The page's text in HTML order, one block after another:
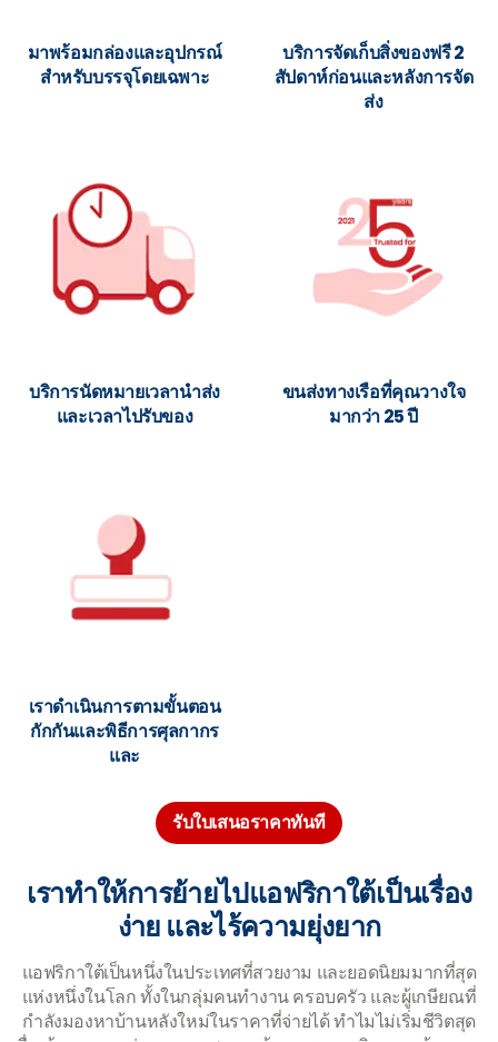
มาพร้อมกล่องและอุปกรณ์
สำหรับบรรจุโดยเฉพาะ
บริการจัดเก็บสิ่งของฟรี 2
สัปดาห์ก่อนและหลังการจัด
ส่ง
บริการนัดหมายเวลานำส่ง
และเวลาไปรับของ
ขนส่งทางเรือที่คุณวางใจ
มากว่า 25 ปี
เราดำเนินการตามขั้นตอน
กักกันและพิธีการศุลกากร
และ
รับใบเสนอราคาทันที
เราทำให้การย้ายไปแอฟริกาใต้เป็นเรื่อง
ง่าย และไร้ความยุ่งยาก
แอฟริกาใต้เป็นหนึ่งในประเทศที่สวยงาม และยอดนิยมมากที่สุด
แห่งหนึ่งในโลก ทั้งในกลุ่มคนทำงาน ครอบครัว และผู้เกษียณที่
กำลังมองหาบ้านหลังใหม่ในราคาที่จ่ายได้ ทำไมไม่เริ่มชีวิตสุด